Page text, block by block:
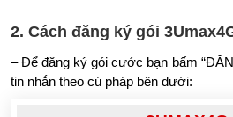
2. Cách đăng ký gói
– Để đăng ký gói cước bạn bấm
tin nhắn theo cú pháp bên dưới: